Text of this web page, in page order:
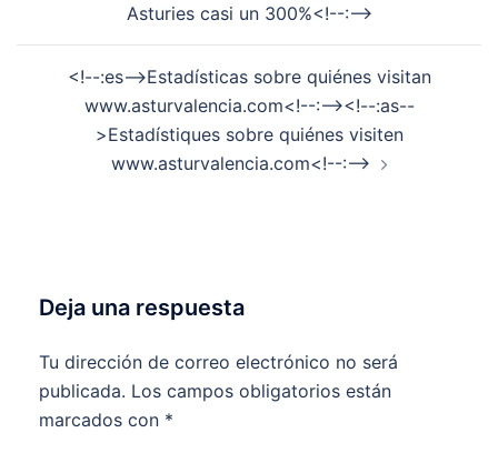
Asturies casi un 300%<!--:-->
<!--:es-->Estadísticas sobre quiénes visitan
www.asturvalencia.com<!--:--><!--:as--
>Estadístiques sobre quiénes visiten
www.asturvalencia.com<!--:-->
Deja una respuesta
Tu dirección de correo electrónico no será
publicada. Los campos obligatorios están
marcados con *